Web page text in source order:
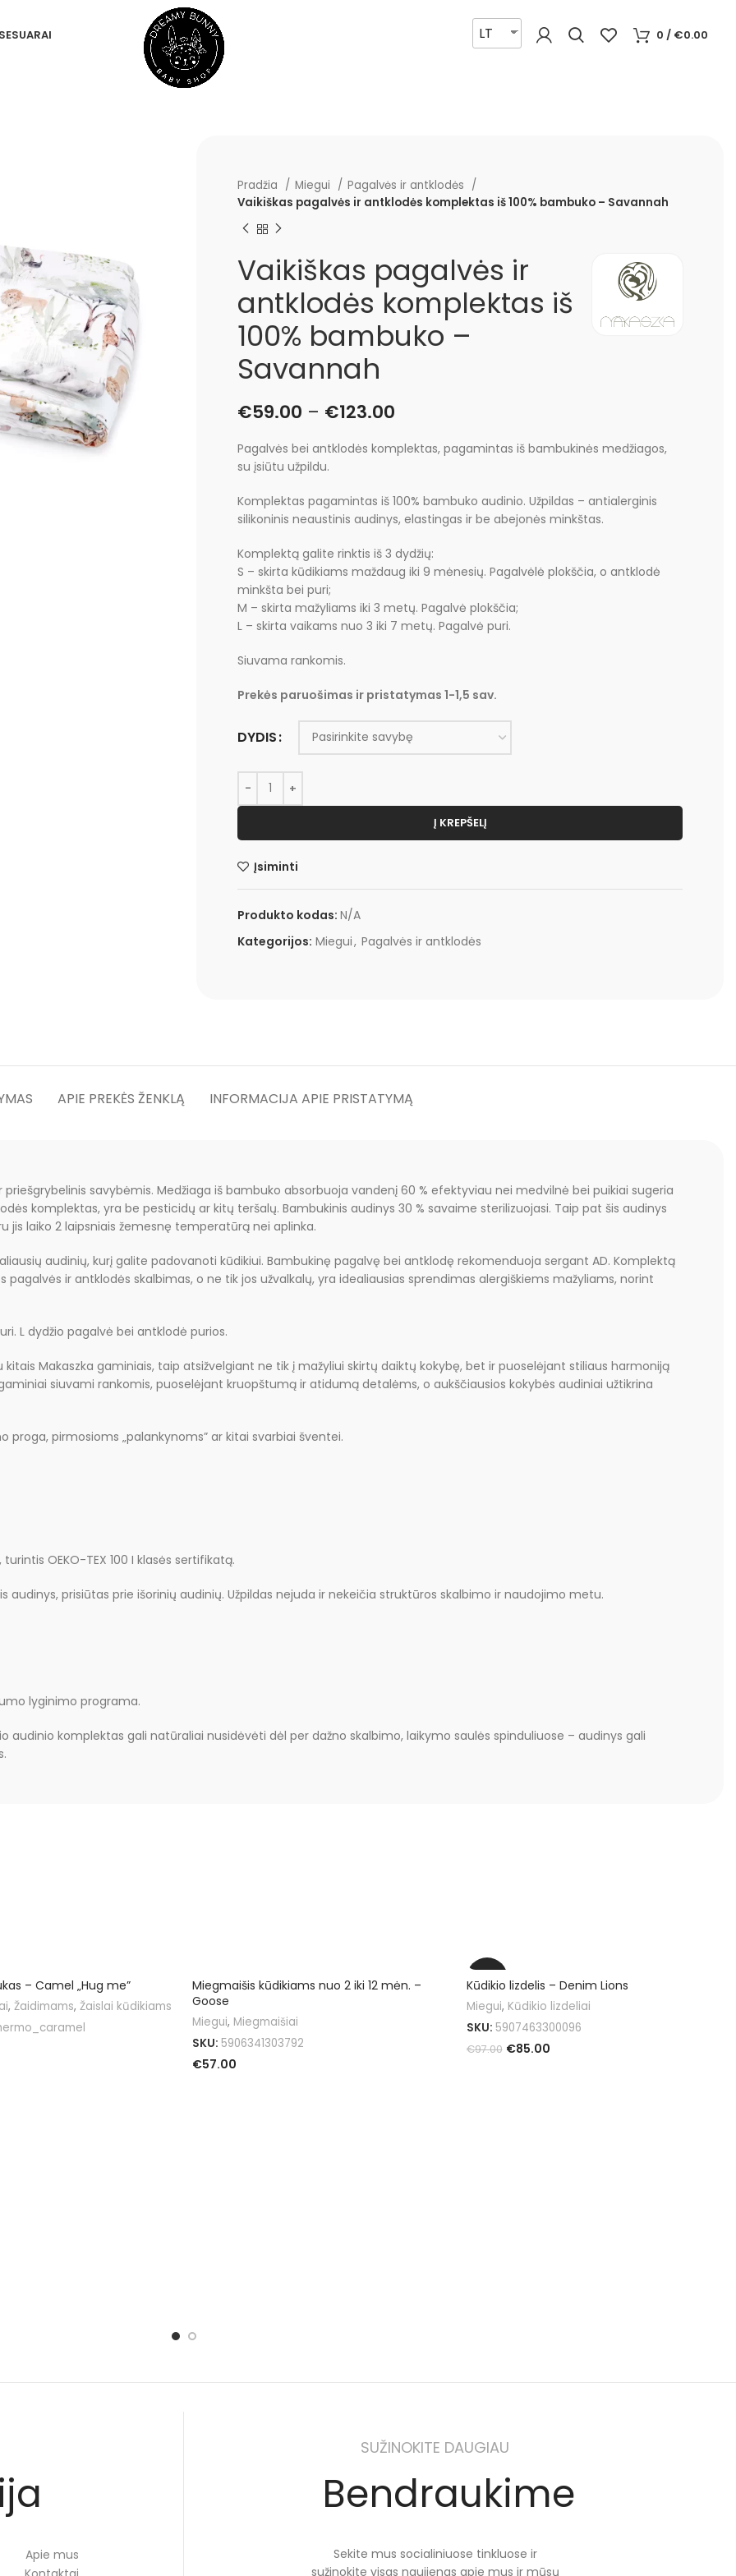
LT 0/ €0.00
Pradžia Miegui
Pagalvės ir antklodės
Vaikiškas pagalvės ir antklodės komplektas iš 100% bambuko – Savannah
Vaikiškas pagalvės ir
antklodės komplektas iš
100% bambuko –
Savannah
€59.00 – €123.00
Pagalvės bei antklodės komplektas, pagamintas iš bambukinės medžiagos,
su įsiūtu užpildu.
Komplektas pagamintas iš 100% bambuko audinio. Užpildas – antialerginis
silikoninis neaustinis audinys, elastingas ir be abejonės minkštas.
Komplektą galite rinktis iš 3 dydžių:
S – skirta kūdikiams maždaug iki 9 mėnesių. Pagalvėlė plokščia, o antklodė
minkšta bei puri;
M – skirta mažyliams iki 3 metų. Pagalvė plokščia;
L – skirta vaikams nuo 3 iki 7 metų. Pagalvė puri.
Siuvama rankomis.
Prekės paruošimas ir pristatymas 1-1,5 sav.
DYDIS
Į KREPŠELĮ
Įsiminti
Produkto kodas: N/A
Kategorijos: Miegui, Pagalvės ir antklodės
APIE PREKĖS ŽENKLĄ INFORMACIJA APIE PRISTATYMĄ
savybėmis. Medžiaga iš bambuko absorbuoja vandenį 60 % efektyviau nei medvilnė bei puikiai sugeria
komplektas, yra be pesticidų ar kitų teršalų. Bambukinis audinys 30 % savaime sterilizuojasi. Taip pat šis audinys
jis laiko 2 laipsniais žemesnę temperatūrą nei aplinka.
audinių, kurį galite padovanoti kūdikiui. Bambukinę pagalvę bei antklodę rekomenduoja sergant AD. Komplektą
pagalvės ir antklodės skalbimas, o ne tik jos užvalkalų, yra idealiausias sprendimas alergiškiems mažyliams, norint
L dydžio pagalvė bei antklodė purios.
Makaszka gaminiais, taip atsižvelgiant ne tik į mažyliui skirtų daiktų kokybę, bet ir puoselėjant stiliaus harmoniją
siuvami rankomis, puoselėjant kruopštumą ir atidumą detalėms, o aukščiausios kokybės audiniai užtikrina
proga, pirmosioms „palankynoms” ar kitai svarbiai šventei.
OEKO-TEX 100 I klasės sertifikatą.
audinys, prisiūtas prie išorinių audinių. Užpildas nejuda ir nekeičia struktūros skalbimo ir naudojimo metu.
lyginimo programa.
audinio komplektas gali natūraliai nusidėvėti dėl per dažno skalbimo, laikymo saulės spinduliuose – audinys gali
– Camel „Hug me”
, Žaidimams, Žaislai kūdikiams
Miegmaišis kūdikiams nuo 2 iki 12 mėn. –
Goose
Miegui, Miegmaišiai
SKU: 5906341303792
€57.00
-12%
Kūdikio lizdelis – Denim Lions
Miegui, Kūdikio lizdeliai
SKU: 5907463300096
€97.00 €85.00
Apie mus
SUŽINOKITE DAUGIAU
Bendraukime
Sekite mus socialiniuose tinkluose ir
sužinokite visas naujienas apie mus ir mūsų